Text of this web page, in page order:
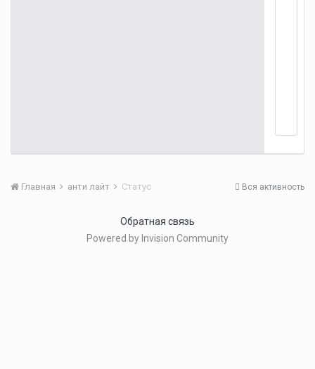
Вся активность
Главная анти лайт Статус
Обратная связь
Powered by Invision Community